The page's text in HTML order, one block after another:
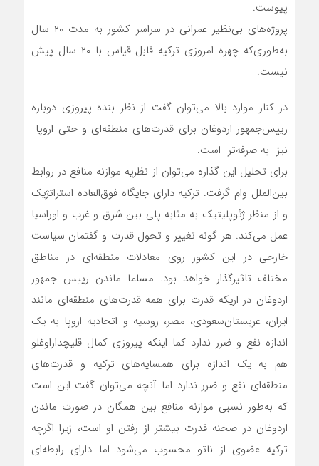
پیوست.
پروژه‌های بی‌نظیر عمرانی در سراسر کشور به مدت ۲۰ سال
به‌طوری‌که چهره امروزی ترکیه قابل قیاس با ۲۰ سال پیش
نیست.
در کنار موارد بالا می‌توان گفت از نظر بنده پیروزی دوباره
رییس‌جمهور اردوغان برای قدرت‌های منطقه‌ای و حتی اروپا
نیز به صرفه‌تر است.
برای تحلیل این گذاره می‌توان از نظریه موازنه منافع در روابط
بین‌الملل وام گرفت. ترکیه دارای جایگاه فوق‌العاده استراتژیک
و از منظر ژئوپلیتیک به مثابه پلی بین شرق و غرب و اوراسیا
عمل می‌کند. هر گونه تغییر و تحول قدرت و گفتمان سیاست
خارجی در این کشور روی معادلات منطقه‌ای در مناطق
مختلف تاثیرگذار خواهد بود. مسلما ماندن رییس جمهور
اردوغان در اریکه قدرت برای همه قدرت‌های منطقه‌ای مانند
ایران، عربستان‌سعودی، مصر، روسیه و اتحادیه اروپا به یک
اندازه نفع و ضرر ندارد کما اینکه پیروزی کمال قلیچداراوغلو
هم به یک اندازه برای همسایه‌های ترکیه و قدرت‌های
منطقه‌ای نفع و ضرر ندارد اما آنچه می‌توان گفت این است
که به‌طور نسبی موازنه منافع بین همگان در صورت ماندن
اردوغان در صحنه قدرت بیشتر از رفتن او است، زیرا اگرچه
ترکیه عضوی از ناتو محسوب می‌شود اما دارای رابطه‌ای